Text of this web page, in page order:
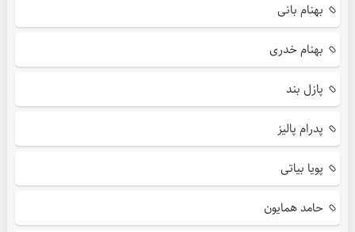
بهنام بانی
بهنام خدری
پازل بند
پدرام پالیز
پویا بیاتی
حامد همایون